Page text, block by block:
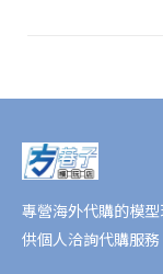
吉
EW
數
量
專營海外代購的模
供個人洽詢代購服務